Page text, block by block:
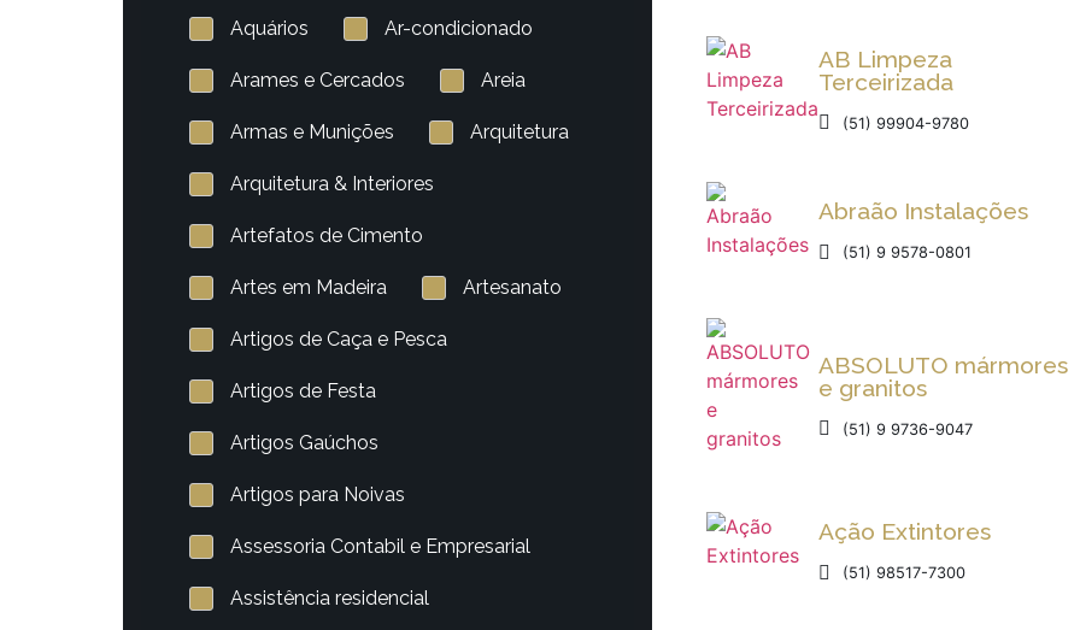
Aquários Ar-condicionado
Arames e Cercados Areia
Armas e Munições Arquitetura
Arquitetura & Interiores
Artefatos de Cimento
Artes em Madeira Artesanato
Artigos de Caça e Pesca
Artigos de Festa
Artigos Gaúchos
Artigos para Noivas
Assessoria Contabil e Empresarial
Assistência residencial
AB Limpeza
Terceirizada
(51) 99904-9780
Abraão Instalações
(51) 9 9578-0801
ABSOLUTO mármores
e granitos
(51) 9 9736-9047
Ação Extintores
(51) 98517-7300